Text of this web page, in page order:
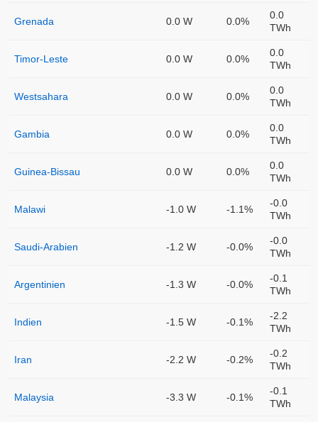
Grenada 0.0 W 0.0%
0.0
TWh
Timor-Leste 0.0 W 0.0%
0.0
TWh
Westsahara 0.0 W 0.0%
0.0
TWh
Gambia 0.0 W 0.0%
0.0
TWh
Guinea-Bissau 0.0 W 0.0%
0.0
TWh
Malawi -1.0 W -1.1%
-0.0
TWh
Saudi-Arabien -1.2 W -0.0%
-0.0
TWh
Argentinien -1.3 W -0.0%
-0.1
TWh
Indien -1.5 W -0.1%
-2.2
TWh
Iran -2.2 W -0.2%
-0.2
TWh
Malaysia -3.3 W -0.1%
-0.1
TWh